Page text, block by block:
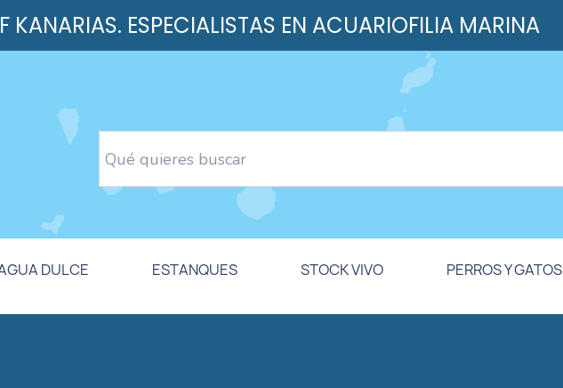
KANARIAS. ESPECIALISTAS EN ACUARIOFILIA MARINA
DULCE ESTANQUES STOCK VIVO PERROS Y GATOS